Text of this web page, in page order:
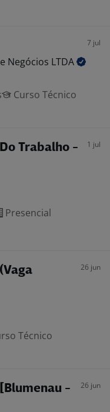
7 jul
Negócios LTDA
Curso Técnico
Trabalho -
1 jul
Presencial
26 jun
Técnico
-
26 jun